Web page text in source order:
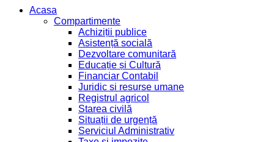
Acasa
Compartimente
Achiziții publice
Asistență socială
Dezvoltare comunitară
Educație și Cultură
Financiar Contabil
Juridic si resurse umane
Registrul agricol
Starea civilă
Situații de urgență
Serviciul Administrativ